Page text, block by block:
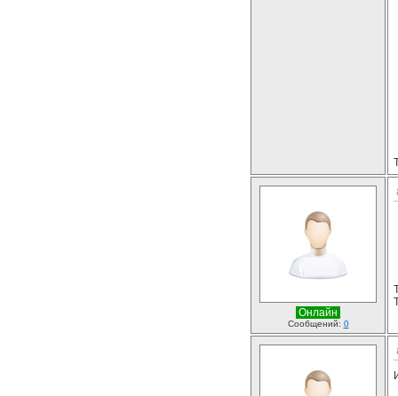
Онлайн
Сообщений: 0